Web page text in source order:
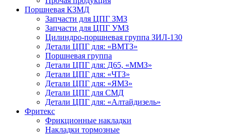
Поршневая КЗМД
Запчасти для ЦПГ ЗМЗ
Запчасти для ЦПГ УМЗ
Цилиндро-поршневая группа ЗИЛ-130
Детали ЦПГ для: «ВМТЗ»
Поршневая группа
Детали ЦПГ для: Д65, «ММЗ»
Детали ЦПГ для: «ЧТЗ»
Детали ЦПГ для: «ЯМЗ»
Детали ЦПГ для СМД
Детали ЦПГ для: «Алтайдизель»
Фритекс
Фрикционные накладки
Накладки тормозные